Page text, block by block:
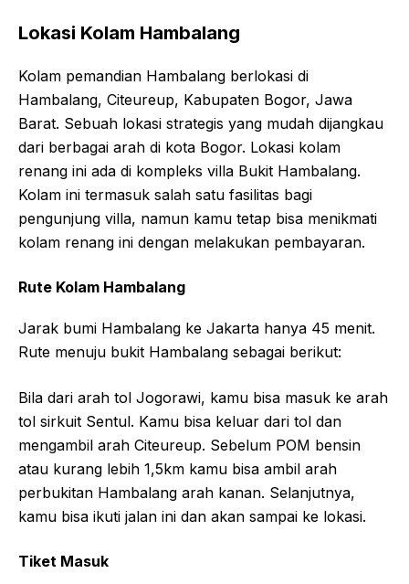
Lokasi Kolam Hambalang
Kolam pemandian Hambalang berlokasi di
Hambalang, Citeureup, Kabupaten Bogor, Jawa
Barat. Sebuah lokasi strategis yang mudah dijangkau
dari berbagai arah di kota Bogor. Lokasi kolam
renang ini ada di kompleks villa Bukit Hambalang.
Kolam ini termasuk salah satu fasilitas bagi
pengunjung villa, namun kamu tetap bisa menikmati
kolam renang ini dengan melakukan pembayaran.
Rute Kolam Hambalang
Jarak bumi Hambalang ke Jakarta hanya 45 menit.
Rute menuju bukit Hambalang sebagai berikut:
Bila dari arah tol Jogorawi, kamu bisa masuk ke arah
tol sirkuit Sentul. Kamu bisa keluar dari tol dan
mengambil arah Citeureup. Sebelum POM bensin
atau kurang lebih 1,5km kamu bisa ambil arah
perbukitan Hambalang arah kanan. Selanjutnya,
kamu bisa ikuti jalan ini dan akan sampai ke lokasi.
Tiket Masuk